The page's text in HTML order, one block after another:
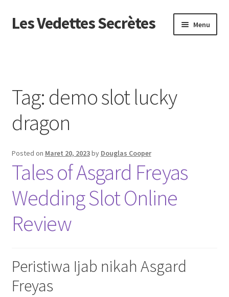
Skip
to
Skip
to
Les Vedettes Secrètes Menu
Contact us
Privacy Policy
Tag: demo slot lucky
dragon
Posted on Maret 20, 2023by Douglas Cooper
Tales of Asgard Freyas
Wedding Slot Online
Review
Peristiwa Ijab nikah Asgard
Freyas